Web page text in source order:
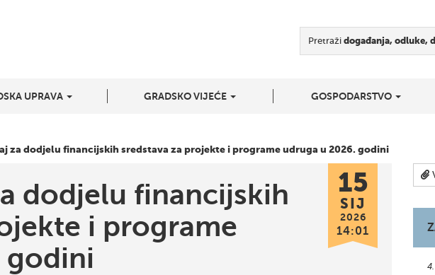
Pretraži događanja, odluke,
UPRAVA GRADSKO VIJEĆE GOSPODARSTVO
za dodjelu financijskih sredstava za projekte i programe udruga u 2026. godini
dodjelu financijskih
i programe
godini
15
SIJ
2026
14:01